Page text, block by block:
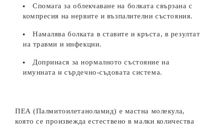
Спомага за облекчаване на болката свързана с
компресия на нервите и възпалителни състояния.
Намалява болката в ставите и кръста, в резултат
на травми и инфекции.
Допринася за нормалното състояние на
имунната и сърдечно-съдовата система.
ПЕА (Палмитоилетаноламид) е мастна молекула,
която се произвежда естествено в малки количества